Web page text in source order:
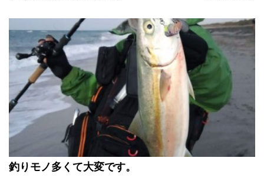
釣りモノ多くて大変です。